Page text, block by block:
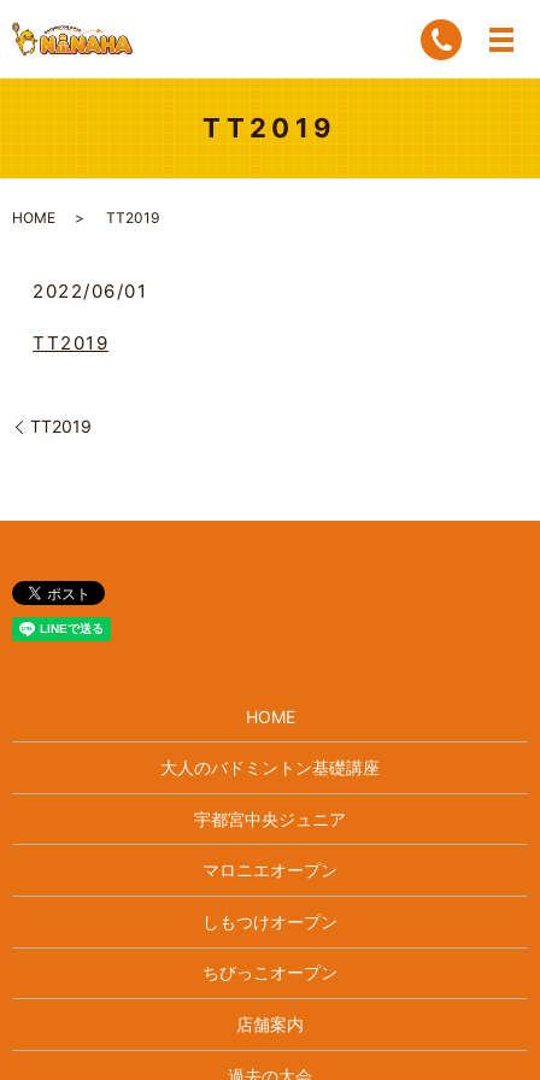
TT2019
HOME TT2019
2022/06/01
TT2019
TT2019
HOME
大人のバドミントン基礎講座
宇都宮中央ジュニア
マロニエオープン
しもつけオープン
ちびっこオープン
店舗案内
過去の大会